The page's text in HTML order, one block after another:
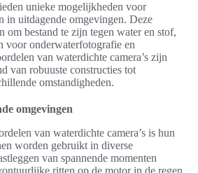
unieke mogelijkheden voor
in uitdagende omgevingen. Deze
om bestand te zijn tegen water en stof,
voor onderwaterfotografie en
van waterdichte camera’s zijn
van robuuste constructies tot
omstandigheden.
omgevingen
van waterdichte camera’s is hun
worden gebruikt in diverse
van spannende momenten
ritten op de motor in de regen.